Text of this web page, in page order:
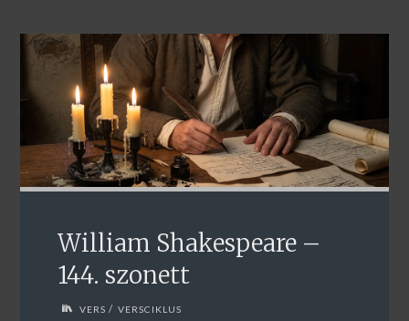
William Shakespeare –
144. szonett
VERS / VERSCIKLUS